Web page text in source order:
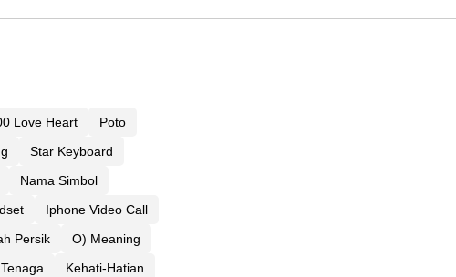
Love Heart
Poto
Star Keyboard
Nama Simbol
Iphone Video Call
Persik
O) Meaning
Kehati-Hatian